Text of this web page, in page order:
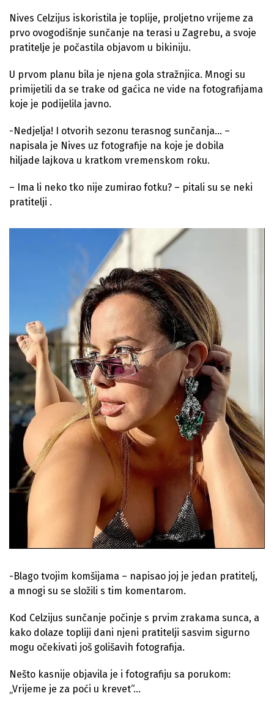
Nives Celzijus iskoristila je toplije, proljetno vrijeme za
prvo ovogodišnje sunčanje na terasi u Zagrebu, a svoje
pratitelje je počastila objavom u bikiniju.
U prvom planu bila je njena gola stražnjica. Mnogi su
primijetili da se trake od gaćica ne vide na fotografijama
koje je podijelila javno.
-Nedjelja! I otvorih sezonu terasnog sunčanja… –
napisala je Nives uz fotografije na koje je dobila
hiljade lajkova u kratkom vremenskom roku.
– Ima li neko tko nije zumirao fotku? – pitali su se neki
pratitelji .
-Blago tvojim komšijama – napisao joj je jedan pratitelj,
a mnogi su se složili s tim komentarom.
Kod Celzijus sunčanje počinje s prvim zrakama sunca, a
kako dolaze topliji dani njeni pratitelji sasvim sigurno
mogu očekivati još golišavih fotografija.
Nešto kasnije objavila je i fotografiju sa porukom:
„Vrijeme je za poći u krevet“…